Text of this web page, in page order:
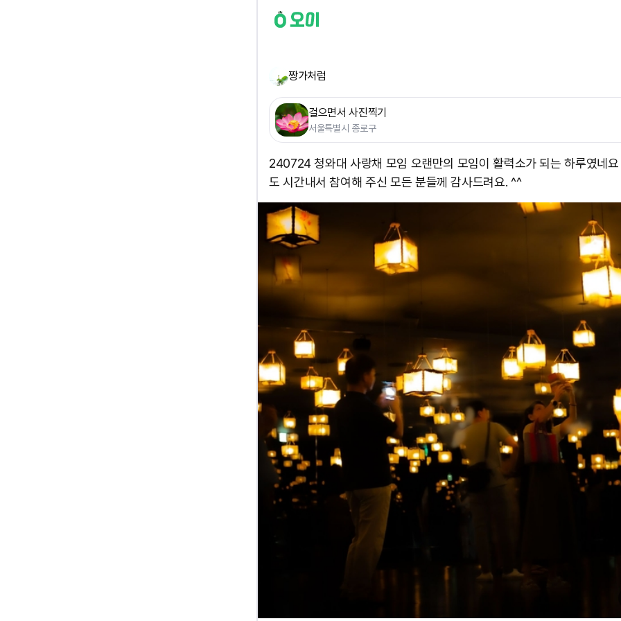
짱가처럼
걸으면서 사진찍기
서울특별시 종로구
240724 청와대 사랑채 모임 오랜만의 모임이 활력소가 되는 하루였네
도 시간내서 참여해 주신 모든 분들께 감사드려요. ^^